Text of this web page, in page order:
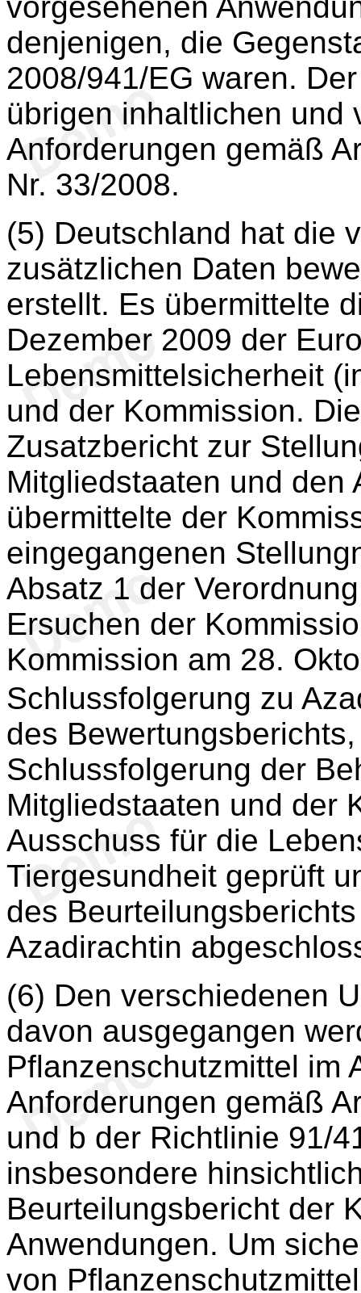
denjenigen, die
2008/941/EG waren.
übrigen inhaltlichen und
Anforderungen gemäß
Nr. 33/2008.
(5) Deutschland hat die
zusätzlichen Daten
erstellt. Es übermittelte
Dezember 2009 der
Lebensmittelsicherheit
und der Kommission.
Zusatzbericht zur
Mitgliedstaaten und den
übermittelte der
eingegangenen
Absatz 1 der
Ersuchen der
Kommission am 28.
Schlussfolgerung zu
des
Schlussfolgerung der
Mitgliedstaaten und der
Ausschuss für die
Tiergesundheit geprüft
des
Azadirachtin
(6) Den verschiedenen
davon ausgegangen
Pflanzenschutzmittel im
Anforderungen gemäß
und b der Richtlinie 91/
insbesondere
Beurteilungsbericht der
Anwendungen. Um
von